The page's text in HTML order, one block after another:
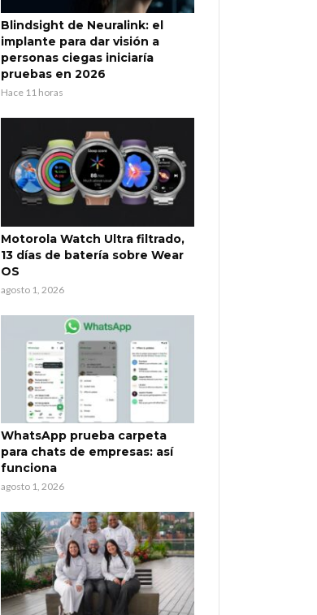
Blindsight de Neuralink: el
implante para dar visión a
personas ciegas iniciaría
pruebas en 2026
Hace 11 horas
Motorola Watch Ultra filtrado,
13 días de batería sobre Wear
OS
agosto 1, 2026
WhatsApp prueba carpeta
para chats de empresas: así
funciona
agosto 1, 2026